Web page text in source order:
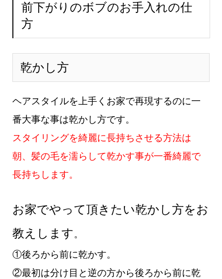
前下がりのボブのお手入れの仕
方
乾かし方
ヘアスタイルを上手くお家で再現するのに一
番大事な事は乾かし方です。
スタイリングを綺麗に長持ちさせる方法は
朝、髪の毛を濡らして乾かす事が一番綺麗で
長持ちします。
お家でやって頂きたい乾かし方をお
教えします。
①後ろから前に乾かす。
②最初は分け目と逆の方から後ろから前に乾